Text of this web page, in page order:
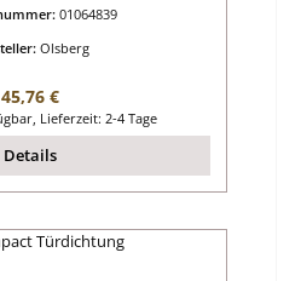
01064839
Olsberg
Regulärer Preis:
45,76 €
Lieferzeit: 2-4 Tage
Details